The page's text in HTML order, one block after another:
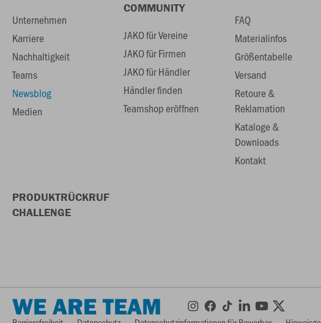
Unternehmen
Karriere
Nachhaltigkeit
Teams
Newsblog
Medien
COMMUNITY
JAKO für Vereine
JAKO für Firmen
JAKO für Händler
Händler finden
Teamshop eröffnen
FAQ
Materialinfos
Größentabelle
Versand
Retoure &
Reklamation
Kataloge &
Downloads
Kontakt
PRODUKTRÜCKRUF
CHALLENGE
WE ARE TEAM